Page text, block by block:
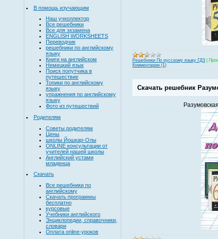
В помощь изучающим
Наш учколлектор
Все решебники
Все для экзамена
ENGLISH WORKSHEETS
Переводчик
решебники по английскому
языку
Книги на английском
Немецкий язык
Поиск попутчика в
путешествие
Топики по английскому
языку
упражнения по английскому
языку
Фото из путешествий
Родителям
Советы родителям
Цены
школы Йошкар-Олы
ONLINE консультации от
учителей нашей школы
Английский устами
младенца
Скачать
Все решебники по
английскому
Скачать программы
бесплатно
курсовые
Учебники английского
Энциклопедии, справочники,
словари
Оплата online-уроков
Решебники По русскому языку ГДЗ
Комментарии (1)
Скачать решебник